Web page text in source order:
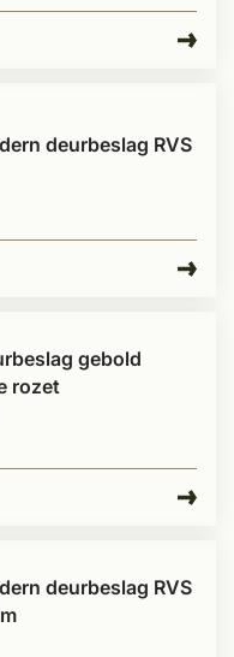
deurbeslag RVS
gebold
rozet
deurbeslag RVS